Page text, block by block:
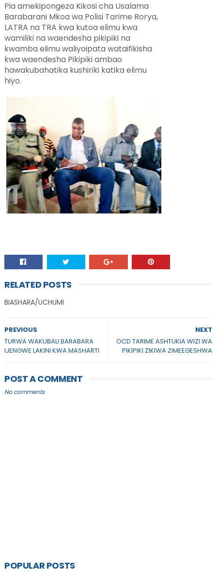
Pia amekipongeza Kikosi cha Usalama
Barabarani Mkoa wa Polisi Tarime Rorya,
LATRA na TRA kwa kutoa elimu kwa
wamiliki na waendesha pikipiki na
kwamba elimu waliyoipata wataifikisha
kwa waendesha Pikipiki ambao
hawakubahatika kushiriki katika elimu
hiyo.
RELATED POSTS
BIASHARA/UCHUMI
NEXT
OCD TARIME ASHTUKIA WIZI WA
PIKIPIKI ZIKIWA ZIMEEGESHWA
PREVIOUS
TURWA WAKUBALI BARABARA
IJENGWE LAKINI KWA MASHARTI
POST A COMMENT
No comments
POPULAR POSTS